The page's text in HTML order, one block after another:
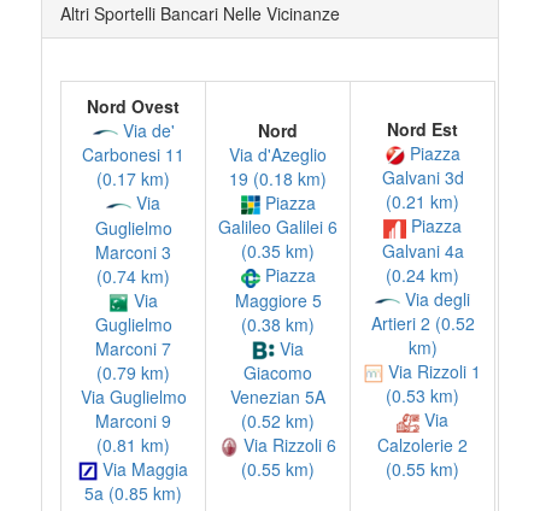
Altri Sportelli Bancari Nelle Vicinanze
Nord Ovest
Via de'
Carbonesi 11
(0.17 km)
Via
Guglielmo
Marconi 3
(0.74 km)
Via
Guglielmo
Marconi 7
(0.79 km)
Via Guglielmo
Marconi 9
(0.81 km)
Via Maggia
5a (0.85 km)
Nord
Via d'Azeglio
19 (0.18 km)
Piazza
Galileo Galilei 6
(0.35 km)
Piazza
Maggiore 5
(0.38 km)
Via
Giacomo
Venezian 5A
(0.52 km)
Via Rizzoli 6
(0.55 km)
Nord Est
Piazza
Galvani 3d
(0.21 km)
Piazza
Galvani 4a
(0.24 km)
Via degli
Artieri 2 (0.52
km)
Via Rizzoli 1
(0.53 km)
Via
Calzolerie 2
(0.55 km)